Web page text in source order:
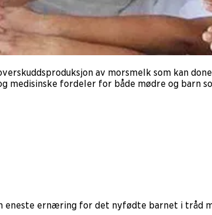
av morsmelk som kan
fordeler for både mødre og barn
eneste ernæring for det nyfødte barnet i tråd